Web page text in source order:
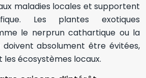
maladies locales et supportent
Les plantes exotiques
le nerprun cathartique ou la
absolument être évitées,
écosystèmes locaux.